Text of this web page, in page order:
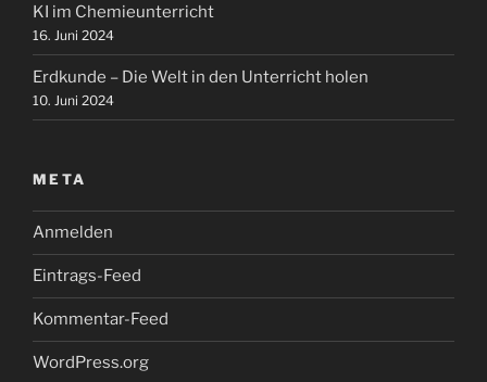
KI im Chemieunterricht
16. Juni 2024
Erdkunde – Die Welt in den Unterricht holen
10. Juni 2024
META
Anmelden
Eintrags-Feed
Kommentar-Feed
WordPress.org